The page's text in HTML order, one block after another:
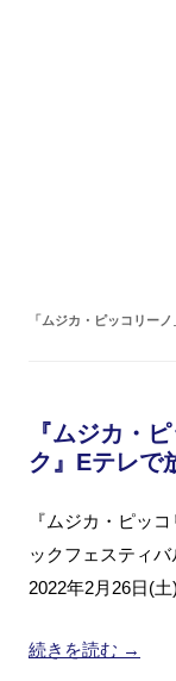
「ムジカ・ピッコリーノ
『ムジカ・
ク』Eテレで
『ムジカ・ピッ
ックフェスティバ
2022年2月26日(
続きを読む →